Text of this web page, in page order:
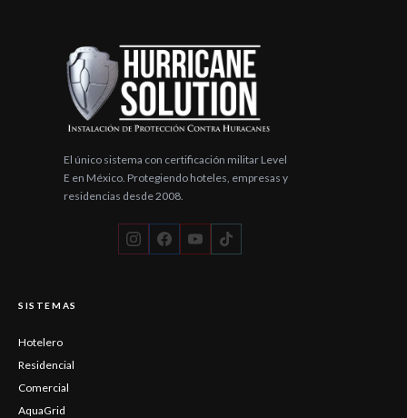
El único sistema con certificación militar Level
E en México. Protegiendo hoteles, empresas y
residencias desde 2008.
SISTEMAS
Hotelero
Residencial
Comercial
AquaGrid